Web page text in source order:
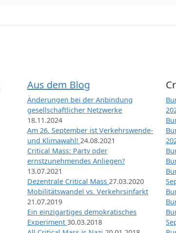
Aus dem Blog
Änderungen bei der Anbindung
gesellschaftlicher Netzwerke
18.11.2024
Am 26. September ist Verkehrswende-
und Klimawahl! 24.08.2021
Critical Mass: Party oder
ernstzunehmendes Anliegen?
13.07.2021
Dezentrale Critical Mass 27.03.2020
Mobilitätswandel vs. Verkehrsinfarkt
21.07.2019
Ein einzigartiges demokratisches
Experiment 30.03.2018